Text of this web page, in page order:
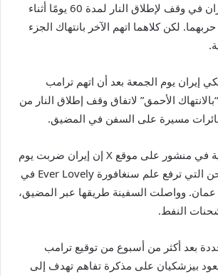
الولايات المتحدة وإيران في وقف لإطلاق النار لمدة 60 يومًا أثناء
لكن كلاهما اتهم الآخر بانتهاك الجزء
إيران يوم الجمعة بعد أن اتهم ترامب
الأحمق” لاتفاق وقف إطلاق النار من
مسيرة على السفن في المضيق.
قالت القيادة المركزية في منشور على موقع X إن إيران ضربت يوم
الخميس سفينة الشحن التي ترفع علم سنغافورة Ever Lovely في
وواصلت السفينة طريقها عبر المضيق،
النفط.
بعد أكثر من أسبوع من توقيع ترامب
بيزشكيان على مذكرة تفاهم تهدف إلى